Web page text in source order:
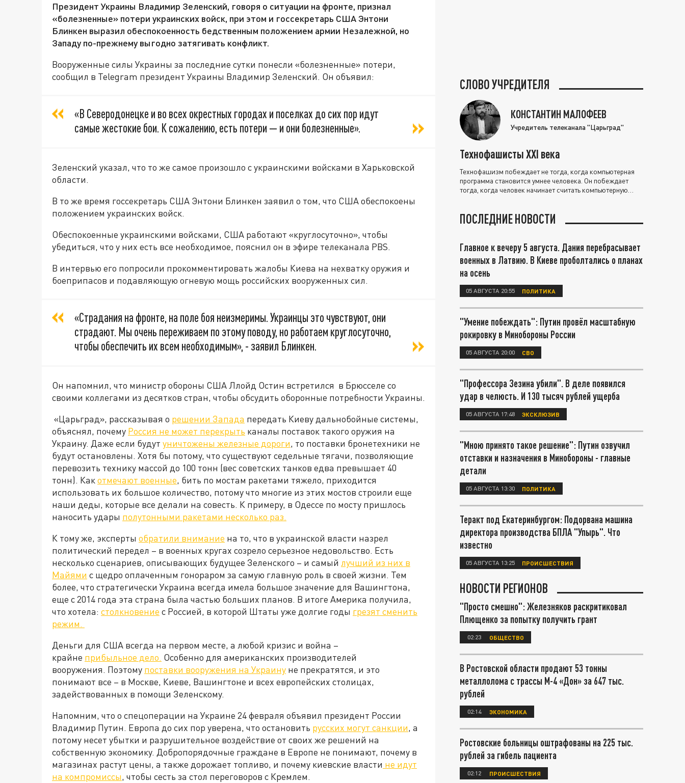
Президент Украины Владимир Зеленский, говоря о ситуации на фронте, признал
«болезненные» потери украинских войск, при этом и госсекретарь США Энтони
Блинкен выразил обеспокоенность бедственным положением армии Незалежной, но
Западу по-прежнему выгодно затягивать конфликт.
Вооруженные силы Украины за последние сутки понесли «болезненные» потери,
сообщил в Telegram президент Украины Владимир Зеленский. Он объявил:
«В Северодонецке и во всех окрестных городах и поселках до сих пор идут
самые жестокие бои. К сожалению, есть потери — и они болезненные».
Зеленский указал, что то же самое произошло с украинскими войсками в Харьковской
области.
В то же время госсекретарь США Энтони Блинкен заявил о том, что США обеспокоены
положением украинских войск.
Обеспокоенные украинскими войсками, США работают «круглосуточно», чтобы
убедиться, что у них есть все необходимое, пояснил он в эфире телеканала PBS.
В интервью его попросили прокомментировать жалобы Киева на нехватку оружия и
боеприпасов и подавляющую огневую мощь российских вооруженных сил.
«Страдания на фронте, на поле боя неизмеримы. Украинцы это чувствуют, они
страдают. Мы очень переживаем по этому поводу, но работаем круглосуточно,
чтобы обеспечить их всем необходимым», - заявил Блинкен.
Он напомнил, что министр обороны США Ллойд Остин встретился в Брюсселе со
своими коллегами из десятков стран, чтобы обсудить оборонные потребности Украины.
«Царьград», рассказывая о решении Запада передать Киеву дальнобойные системы,
объяснял, почему Россия не может перекрыть каналы поставок такого оружия на
Украину. Даже если будут уничтожены железные дороги, то поставки бронетехники не
будут остановлены. Хотя бы потому, что существуют седельные тягачи, позволяющие
перевозить технику массой до 100 тонн (вес советских танков едва превышает 40
тонн). Какотмечают военные, бить по мостам ракетами тяжело, приходится
использовать их большое количество, потому что многие из этих мостов строили еще
наши деды, которые все делали на совесть. К примеру, в Одессе по мосту пришлось
наносить удары полутонными ракетами несколько раз.
К тому же, эксперты обратили внимание на то, что в украинской власти назрел
политический передел – в военных кругах созрело серьезное недовольство. Есть
несколько сценариев, описывающих будущее Зеленского – и самый лучший из них в
Майями с щедро оплаченным гонораром за самую главную роль в своей жизни. Тем
более, что стратегически Украина всегда имела большое значение для Вашингтона,
еще с 2014 года эта страна была частью больших планов. В итоге Америка получила,
что хотела: столкновение с Россией, в которой Штаты уже долгие годы грезят сменить
режим.
Деньги для США всегда на первом месте, а любой кризис и война –
крайне прибыльное дело. Особенно для американских производителей
вооружения. Поэтому поставки вооружения на Украину не прекратятся, и это
понимают все – в Москве, Киеве, Вашингтоне и всех европейских столицах,
задействованных в помощи Зеленскому.
Напомним, что о спецоперации на Украине 24 февраля объявил президент России
Владимир Путин. Европа до сих пор уверена, что остановить русских могут санкции, а
потому несет убытки и разрушительное воздействие от своих же решений на
собственную экономику. Добропорядочные граждане в Европе не понимают, почему в
магазинах растут цены, а также дорожает топливо, и почему киевские власти не идут
на компромиссы, чтобы сесть за стол переговоров с Кремлем.
СЛОВО УЧРЕДИТЕЛЯ
КОНСТАНТИН МАЛОФЕЕВ
Учредитель телеканала "Царьград"
Технофашисты XXI века
Технофашизм побеждает не тогда, когда компьютерная
программа становится умнее человека. Он побеждает
тогда, когда человек начинает считать компьютерную
ПОСЛЕДНИЕ НОВОСТИ
Главное к вечеру 5 августа. Дания перебрасывает
военных в Латвию. В Киеве проболтались о планах
на осень
05 АВГУСТА 20:55 ПОЛИТИКА
"Умение побеждать": Путин провёл масштабную
рокировку в Минобороны России
05 АВГУСТА 20:00 СВО
"Профессора Зезина убили". В деле появился
удар в челюсть. И 130 тысяч рублей ущерба
05 АВГУСТА 17:48 ЭКСКЛЮЗИВ
"Мною принято такое решение": Путин озвучил
отставки и назначения в Минобороны - главные
детали
05 АВГУСТА 13:30 ПОЛИТИКА
Теракт под Екатеринбургом: Подорвана машина
директора производства БПЛА "Упырь". Что
известно
05 АВГУСТА 13:25 ПРОИСШЕСТВИЯ
НОВОСТИ РЕГИОНОВ
"Просто смешно": Железняков раскритиковал
Плющенко за попытку получить грант
02:23 ОБЩЕСТВО
В Ростовской области продают 53 тонны
металлолома с трассы М-4 «Дон» за 647 тыс.
рублей
02:14 ЭКОНОМИКА
Ростовские больницы оштрафованы на 225 тыс.
рублей за гибель пациента
02:12 ПРОИСШЕСТВИЯ